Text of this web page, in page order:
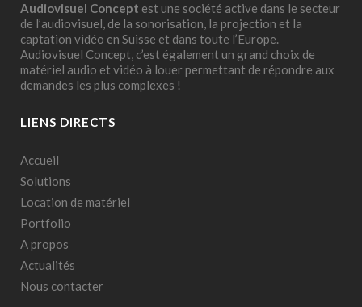
Audiovisuel Concept est une société active dans le secteur
de l’audiovisuel, de la sonorisation, la projection et la
captation vidéo en Suisse et dans toute l’Europe.
Audiovisuel Concept, c’est également un grand choix de
matériel audio et vidéo à louer permettant de répondre aux
demandes les plus complexes !
LIENS DIRECTS
Accueil
Solutions
Location de matériel
Portfolio
A propos
Actualités
Nous contacter